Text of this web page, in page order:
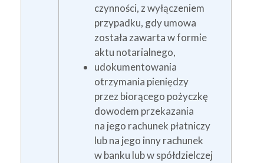
czynności, z wyłączeniem
przypadku, gdy umowa
została zawarta w formie
aktu notarialnego,
udokumentowania
otrzymania pieniędzy
przez biorącego pożyczkę
dowodem przekazania
na jego rachunek płatniczy
lub na jego inny rachunek
w banku lub w spółdzielczej